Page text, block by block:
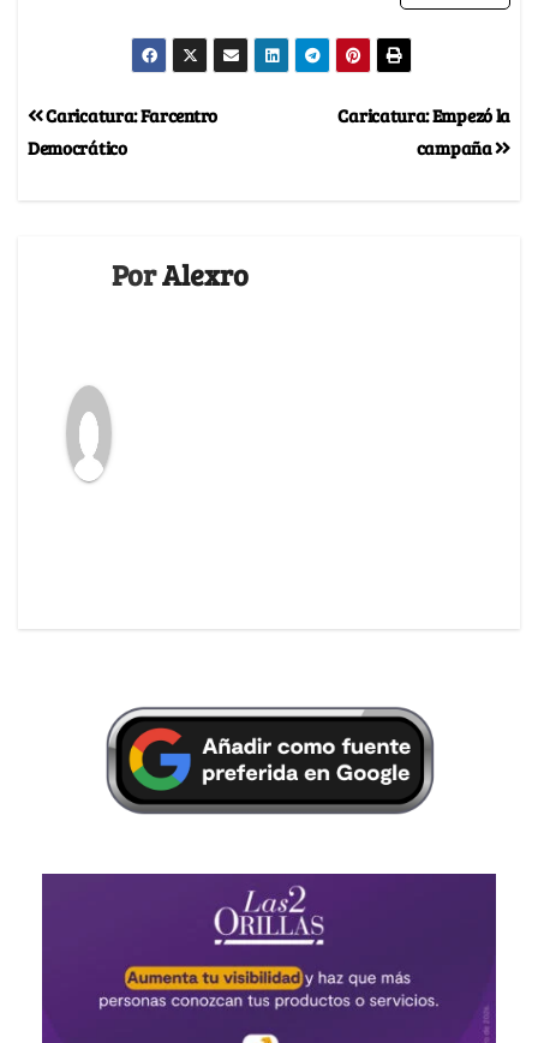
Caricatura: Empezó la
campaña
Caricatura: Farcentro
Democrático
PorAlexro